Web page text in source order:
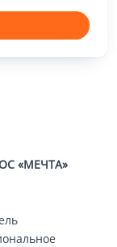
«МЕЧТА»